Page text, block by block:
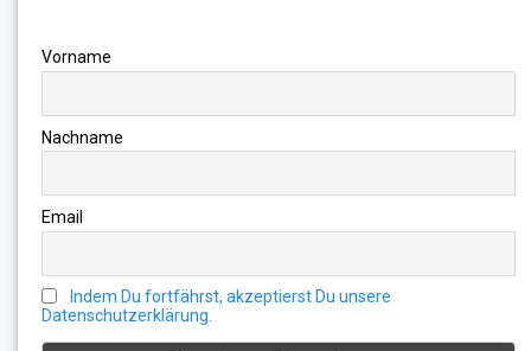
Vorname
Nachname
Email
Indem Du fortfährst, akzeptierst Du unsere
Datenschutzerklärung.